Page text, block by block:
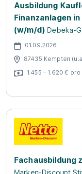
Ausbildung
Finanzanlagen
(w/m/d)Debeka-
01.09.2026
87435 Kempten
1.455 - 1.620 €
Fachausbildung
Marken-Discount